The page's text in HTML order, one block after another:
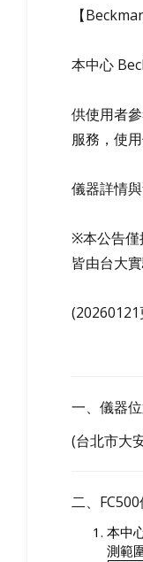
【
本中心
供使用者
服務，使
儀器詳情與
※本公告僅
皆由台大
(20260121
一、儀器
(台北市大
二、 FC500
本中
測範